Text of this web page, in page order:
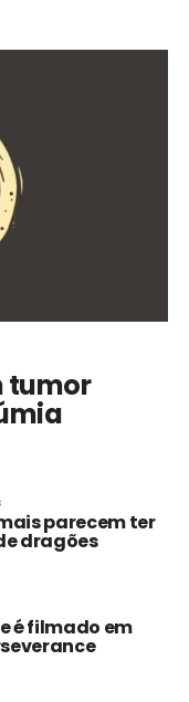
tumor
parecem ter
dragões
é filmado em